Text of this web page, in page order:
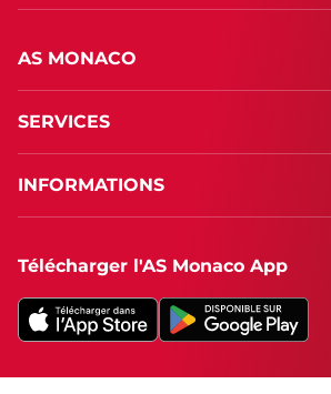
AS MONACO
SERVICES
INFORMATIONS
Télécharger l'AS Monaco App